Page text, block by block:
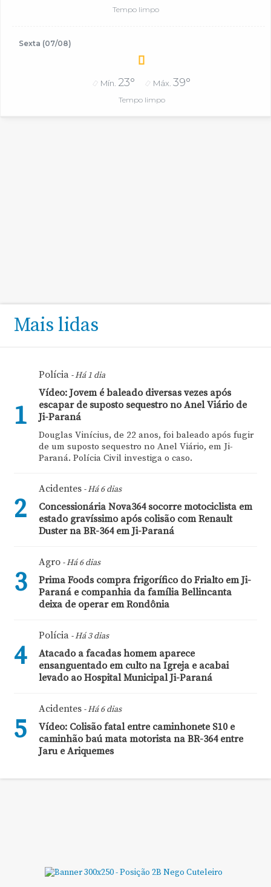
Tempo limpo
Sexta (07/08)
Mín. 23° Máx. 39°
Tempo limpo
Mais lidas
1
Polícia- Há 1 dia
Vídeo: Jovem é baleado diversas vezes após
escapar de suposto sequestro no Anel Viário de
Ji-Paraná
Douglas Vinícius, de 22 anos, foi baleado após fugir
de um suposto sequestro no Anel Viário, em Ji-
Paraná. Polícia Civil investiga o caso.
2
Acidentes- Há 6 dias
Concessionária Nova364 socorre motociclista em
estado gravíssimo após colisão com Renault
Duster na BR-364 em Ji-Paraná
3
Agro- Há 6 dias
Prima Foods compra frigorífico do Frialto em Ji-
Paraná e companhia da família Bellincanta
deixa de operar em Rondônia
4
Polícia- Há 3 dias
Atacado a facadas homem aparece
ensanguentado em culto na Igreja e acabai
levado ao Hospital Municipal Ji-Paraná
5
Acidentes- Há 6 dias
Vídeo: Colisão fatal entre caminhonete S10 e
caminhão baú mata motorista na BR-364 entre
Jaru e Ariquemes